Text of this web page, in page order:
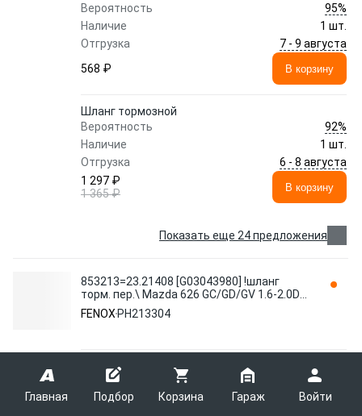
Главная Подбор Корзина Гараж Войти
Вероятность
95%
Наличие
1 шт.
Отгрузка
7 - 9 августа
568 ₽
В корзину
Шланг тормозной
Вероятность
92%
Наличие
1 шт.
Отгрузка
6 - 8 августа
1 297 ₽
1 365 ₽
В корзину
Показать еще 24 предложения
853213=23.21408 [G03043980] !шланг
торм. пер.\ Mazda 626 GC/GD/GV 1.6-2.0D
82-92 L=547 PH213304 FENOX
FENOX PH213304
853213=23.21408 [G03043980] !шланг торм. пер.\
Mazda 626 GC/GD/GV 1.6-2.0D 82-92 L=547
Вероятность
50%